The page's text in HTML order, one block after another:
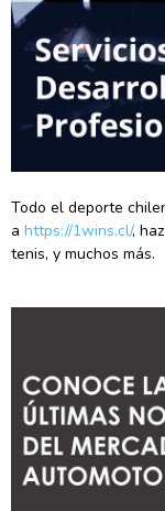
Todo el deporte
a https://1wins.cl/,
tenis, y muchos más.